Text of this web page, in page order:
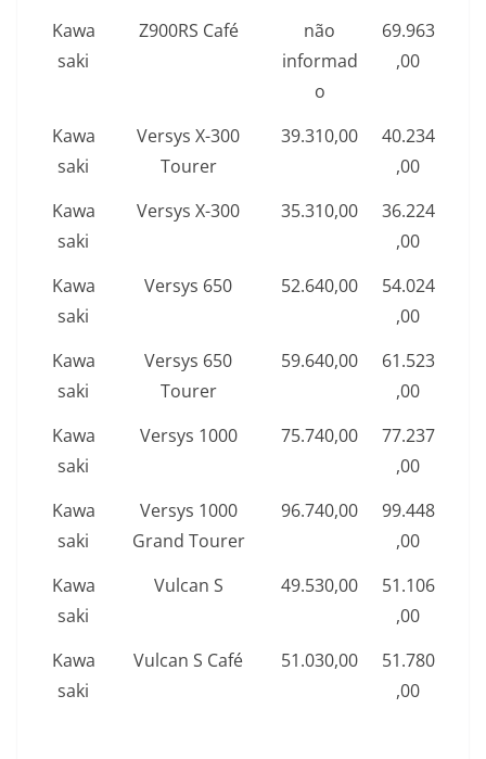
Kawa
saki
Z900RS Café
não
informad
o
69.963
,00
Kawa
saki
Versys X-300
Tourer
39.310,00
40.234
,00
Kawa
saki
Versys X-300 35.310,00
36.224
,00
Kawa
saki
Versys 650 52.640,00
54.024
,00
Kawa
saki
Versys 650
Tourer
59.640,00
61.523
,00
Kawa
saki
Versys 1000 75.740,00
77.237
,00
Kawa
saki
Versys 1000
Grand Tourer
96.740,00
99.448
,00
Kawa
saki
Vulcan S 49.530,00
51.106
,00
Kawa
saki
Vulcan S Café 51.030,00
51.780
,00